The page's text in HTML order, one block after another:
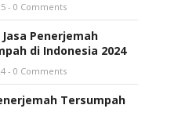
- 0 Comments
Jasa Penerjemah
di Indonesia 2024
- 0 Comments
Tersumpah